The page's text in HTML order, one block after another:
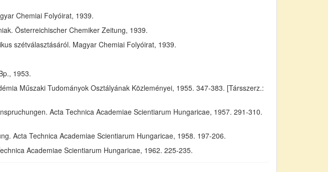
Chemiai Folyóirat, 1939.
Österreichischer Chemiker Zeitung, 1939.
szétválasztásáról. Magyar Chemiai Folyóirat, 1939.
1953.
Műszaki Tudományok Osztályának Közleményei, 1955. 347-383. [Társszerz.:
Acta Technica Academiae Scientiarum Hungaricae, 1957. 291-310.
Acta Technica Academiae Scientiarum Hungaricae, 1958. 197-206.
Academiae Scientiarum Hungaricae, 1962. 225-235.